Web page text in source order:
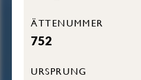
ÄTTENUMMER
752
URSPRUNG